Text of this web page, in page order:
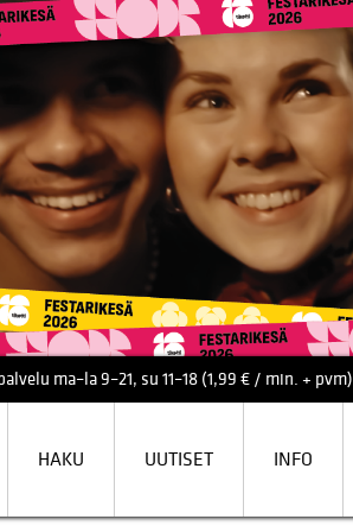
ma–la 9–21, su 11–18 (1,99 € / min. + pvm)
HAKU UUTISET INFO